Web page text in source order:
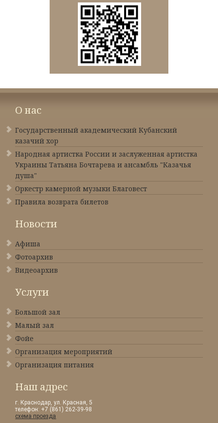
О нас
Государственный академический Кубанский
казачий хор
Народная артистка России и заслуженная артистка
Украины Татьяна Бочтарева и ансамбль "Казачья
душа"
Оркестр камерной музыки Благовест
Правила возврата билетов
Новости
Афиша
Фотоархив
Видеоархив
Услуги
Большой зал
Малый зал
Фойе
Организация мероприятий
Организация питания
Наш адрес
г. Краснодар, ул. Красная, 5
телефон: +7 (861) 262-39-98
схема проезда